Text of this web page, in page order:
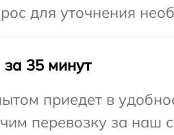
для уточнения
35 минут
приедет в
перевозку за наш